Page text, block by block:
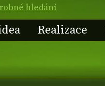
hledání
Realizace